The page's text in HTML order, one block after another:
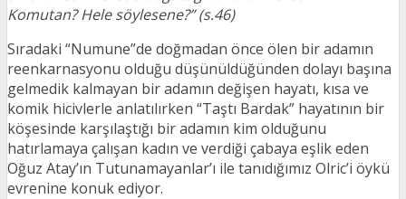
Komutan? Hele söylesene?” (s.46)
Sıradaki “Numune”de doğmadan önce ölen bir adamın
reenkarnasyonu olduğu düşünüldüğünden dolayı başına
gelmedik kalmayan bir adamın değişen hayatı, kısa ve
komik hicivlerle anlatılırken “Taştı Bardak” hayatının bir
köşesinde karşılaştığı bir adamın kim olduğunu
hatırlamaya çalışan kadın ve verdiği çabaya eşlik eden
Oğuz Atay’ın Tutunamayanlar’ı ile tanıdığımız Olric’i öykü
evrenine konuk ediyor.